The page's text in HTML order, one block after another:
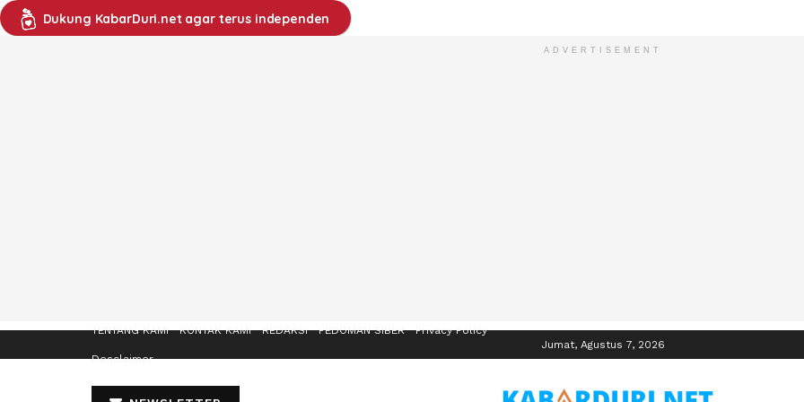
Dukung KabarDuri.net agar terus independen
ADVERTISEMENT
TENTANG KAMI KONTAK KAMI REDAKSI PEDOMAN SIBER Privacy Policy
Desclaimer
Jumat, Agustus 7, 2026